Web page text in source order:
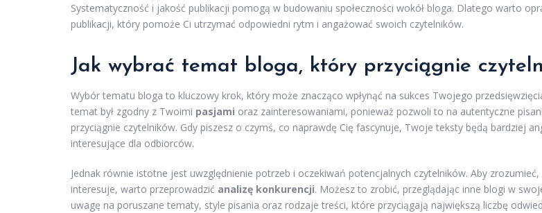
Systematyczność i jakość publikacji pomogą w budowaniu społeczności wokół bloga. Dlatego warto
publikacji, który pomoże Ci utrzymać odpowiedni rytm i angażować swoich czytelników.
Jak wybrać temat bloga, który przyciągnie
Wybór tematu bloga to kluczowy krok, który może znacząco wpłynąć na sukces Twojego
temat był zgodny z Twoimi pasjami oraz zainteresowaniami, ponieważ pozwoli to na autentyczne
przyciągnie czytelników. Gdy piszesz o czymś, co naprawdę Cię fascynuje, Twoje teksty będą bardziej
interesujące dla odbiorców.
Jednak równie istotne jest uwzględnienie potrzeb i oczekiwań potencjalnych czytelników. Aby
interesuje, warto przeprowadzić analizę konkurencji. Możesz to zrobić, przeglądając inne blogi w
uwagę na poruszane tematy, style pisania oraz rodzaje treści, które przyciągają największą liczbę